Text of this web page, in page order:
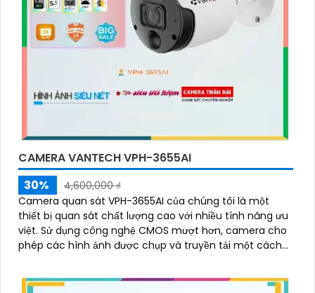
CAMERA VANTECH VPH-3655AI
30%
4,600,000 ₫
Camera quan sát VPH-3655AI của chúng tôi là một
thiết bị quan sát chất lượng cao với nhiều tính năng ưu
việt. Sử dụng công nghệ CMOS mượt hơn, camera cho
phép các hình ảnh được chụp và truyền tải một cách